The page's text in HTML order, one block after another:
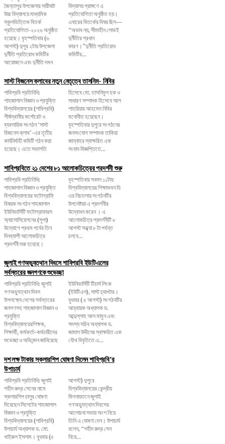
জৈন্তাপুর উপজেলার সারীঘাট
উচ্চ বিদ্যালয়ে মাধ্যমিক
স্কুলভিত্তিক বিতর্ক
প্রতিযোগিতা-২০২৬ অনুষ্ঠিত
হয়েছে। বৃহস্পতিবার (৬
আগস্ট) দুপুর ২টায় উপজেলা
দুর্নীতি প্রতিরোধ কমিটির
আয়োজনে এবং দুর্নীতি দমন
বিদ্যালয় প্রাঙ্গণে এ
প্রতিযোগিতা অনুষ্ঠিত হয়।
এবারের বিতর্কের বিষয় ছিল—
“অভাব নয়, সীমাহীন লোভই
দুর্নীতির প্রধান
কারণ।”দুর্নীতি প্রতিরোধ
কমিটির...
সাস্ট বিজনেস ক্লাবের নতুন নেতৃত্বে তাসনিম- নিবির
শাবিপ্রবি প্রতিনিধি:
শাহজালাল বিজ্ঞান ও প্রযুক্তি
বিশ্ববিদ্যালয়ের (শাবিপ্রবি)
শীর্ষস্থানীয় কর্পোরেট ও
ব্যবসায়িক সংগঠন ‘সাস্ট
বিজনেস ক্লাব’-এর তৃতীয়
কার্যনির্বাহী কমিটি গঠন করা
হয়েছে। এতে সভাপতি
হিসেবে মো. তাসনিমুল হক ও
সাধারণ সম্পাদক হিসেবে আল
শাহরিয়ার আহমেদ নিবির
মনোনীত হয়েছেন।
বৃহস্পতিবার দুপুরে সংগঠনের
জনসংযোগ সম্পাদক তাকিয়া
জান্নাহর স্বাক্ষরিত এক
সংবাদ বিজ্ঞপ্তিতে...
শাবিপ্রবিতে ২১ দেশের ৮১ আলোকচিত্রের প্রদর্শনী শুরু
শাবিপ্রবি প্রতিনিধি:
শাহজালাল বিজ্ঞান ও প্রযুক্তি
বিশ্ববিদ্যালয়ের ফটোগ্রাফি
বিষয়ক সংগঠন শাহজালাল
ইউনিভার্সিটি ফটোগ্রাফারস
অ্যাসোসিয়েশনের (সুপা)
উদ্যোগে প্রথম পর্বের তিন
দিনব্যাপী আলোকচিত্র
প্রদর্শনী শুরু হয়েছে।
বৃহস্পতিবার সকাল ১১টায়
বিশ্ববিদ্যালয়ের শিক্ষাভবন ডি
এর নিচতলায় সংগঠনটির
উপদেষ্টারা এ প্রদর্শনীর
উদ্বোধন করেন । এ
আলোকচিত্র প্রদর্শনীটি ৮
আগস্ট সন্ধ্যা ৮ টা পর্যন্ত
চলবে...
জুলাই গণঅভ্যুত্থান দিবসে শাবিপ্রবি ইউটিএলের
সর্বস্তরের জনগণকে শুভেচ্ছা
শাবিপ্রবি প্রতিনিধি: জুলাই
গণঅভ্যুত্থান দিবস
উপলক্ষ্যে দেশের সর্বস্তরের
জনগণসহ শাহজালাল বিজ্ঞান ও
প্রযুক্তি
বিশ্ববিদ্যালয়েরশিক্ষক,
শিক্ষার্থী, কর্মকর্তা-কর্মচারীদের
শুভেচ্ছা ও অভিনন্দন জানিয়েছে
ইউনিভার্সিটি টিচার্স লিংক
(ইউটিএল), সাস্ট চ্যাপ্টার।
বুধবার ( ৫ আগস্ট) সংগঠনটির
আহ্বায়ক অধ্যাপক ড.
আব্দুল্লাহ আল মামুন এবং
সদস্য সচিব অধ্যাপক ড.
জামাল উদ্দীনের স্বাক্ষরিত এক
যৌথ বিবৃতিতে এ...
দশ লক্ষ টাকার স্কলারশিপ ঘোষণা দিলেন শাবিপ্রবি’র
উপাচার্য
শাবিপ্রবি প্রতিনিধি: জুলাই
শহীদ রুদ্র সেনের নামে
স্কলারশিপ চালুর ঘোষণা
দিয়েছেন সিলেটের শাহজালাল
বিজ্ঞান ও প্রযুক্তি
বিশ্ববিদ্যালয়ের (শাবিপ্রবি)
উপাচার্য অধ্যাপক ড. মো.
খাইরুল ইসলাম। বুধবার (৫
আগস্ট) দুপুরে
বিশ্ববিদ্যালয়ের কেন্দ্রীয়
মিলনায়তনে জুলাই
গণঅভ্যুত্থান দিবসের
আলোচনা সভায় অংশ নিয়ে
তিনি এ ঘোষণা দেন। উপাচার্য
বলেন, ‌“শহীদ রুদ্র সেন
নিয়ে...